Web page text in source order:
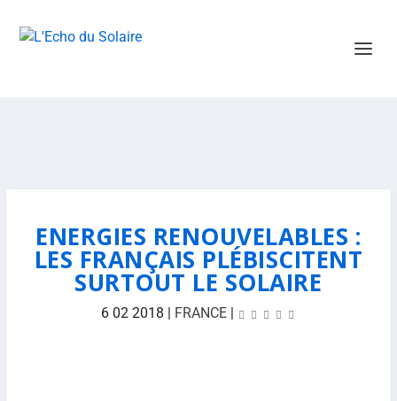
ENERGIES RENOUVELABLES :
LES FRANÇAIS PLÉBISCITENT
SURTOUT LE SOLAIRE
6 02 2018 | FRANCE|